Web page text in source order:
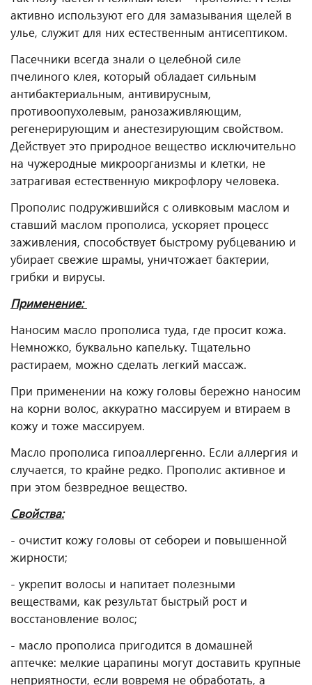
активно используют его для замазывания щелей в
улье, служит для них естественным антисептиком.⠀
Пасечники всегда знали о целебной силе
пчелиного клея, который обладает сильным
антибактериальным, антивирусным,
противоопухолевым, ранозаживляющим,
регенерирующим и анестезирующим свойством.
Действует это природное вещество исключительно
на чужеродные микроорганизмы и клетки, не
затрагивая естественную микрофлору человека.⠀
Прополис подружившийся с оливковым маслом и
ставший маслом прополиса, ускоряет процесс
заживления, способствует быстрому рубцеванию и
убирает свежие шрамы, уничтожает бактерии,
грибки и вирусы.
Применение:
Наносим масло прополиса туда, где просит кожа.
Немножко, буквально капельку. Тщательно
растираем, можно сделать легкий массаж.
При применении на кожу головы бережно наносим
на корни волос, аккуратно массируем и втираем в
кожу и тоже массируем.
Масло прополиса гипоаллергенно. Если аллергия и
случается, то крайне редко. Прополис активное и
при этом безвредное вещество.⠀
Свойства:
- очистит кожу головы от себореи и повышенной
жирности;
- укрепит волосы и напитает полезными
веществами, как результат быстрый рост и
восстановление волос;
- масло прополиса пригодится в домашней
аптечке: мелкие царапины могут доставить крупные
неприятности, если вовремя не обработать, а